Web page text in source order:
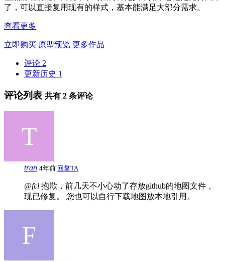
了，可以直接复用现有的样式，基本能满足大部分需求。
查看更多
立即购买 原型预览 更多作品
评论 2
更新历史 1
评论列表 共有 2 条评论
tran 4年前 回复TA
@fcl 抱歉，前几天不小心动了存放github的地图文件，
现已修复。 您也可以自行下载地图放本地引用。